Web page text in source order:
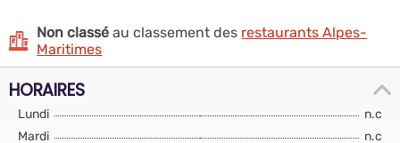
Non classé au classement des restaurants Alpes-
Maritimes
HORAIRES
Lundi
n.c
Mardi
n.c